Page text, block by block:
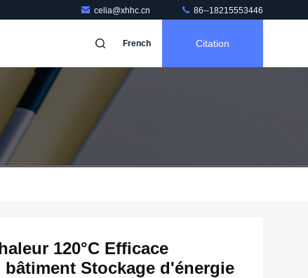
celia@xhhc.cn 86--18215553446
French Citation
120°C Efficace
Stockage d'énergie